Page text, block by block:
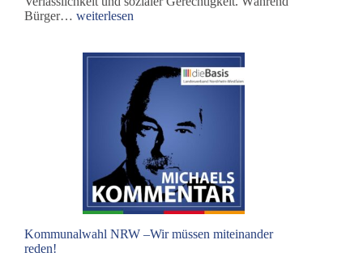
Bürger…Energiepolitik
Sackgasse
weiterlesen
Kommunalwahl NRW –Wir müssen miteinander
reden!